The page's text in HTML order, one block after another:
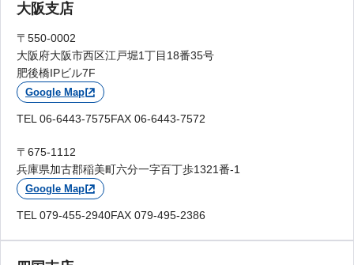
大阪支店
〒550-0002
大阪府大阪市西区江戸堀1丁目18番35号
肥後橋IPビル7F
Google Map
TEL 06-6443-7575FAX 06-6443-7572
〒675-1112
兵庫県加古郡稲美町六分一字百丁歩1321番-1
Google Map
TEL 079-455-2940FAX 079-495-2386